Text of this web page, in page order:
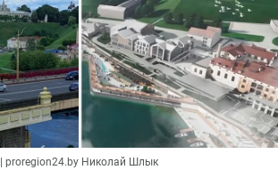
| proregion24.by Николай Шлык